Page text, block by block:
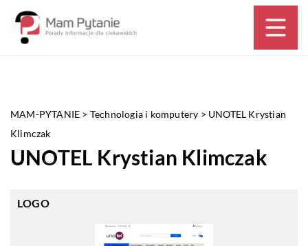
MAM-PYTANIE > Technologia i komputery > UNOTEL Krystian
Klimczak
UNOTEL Krystian Klimczak
LOGO